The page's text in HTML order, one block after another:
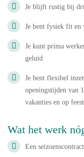
Je blijft rustig bij
Je bent fysiek fit
Je kunt prima
geluid
Je bent flexibel
openingstijden van
vakanties en op
Wat het werk
Een